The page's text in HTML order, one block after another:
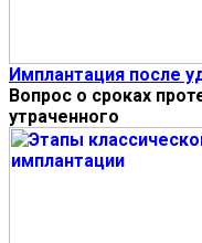
Имплантация после
Вопрос о сроках
утраченного